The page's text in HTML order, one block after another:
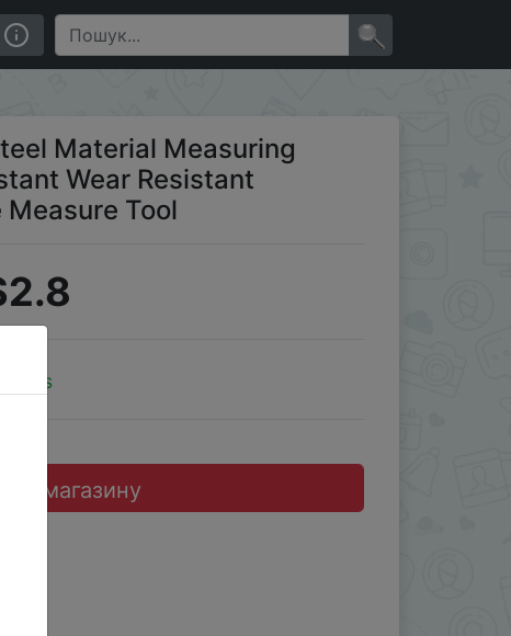
Portable Tape Measure Tool
Material Measuring
Wear Resistant
Tool
Coins
до магазину